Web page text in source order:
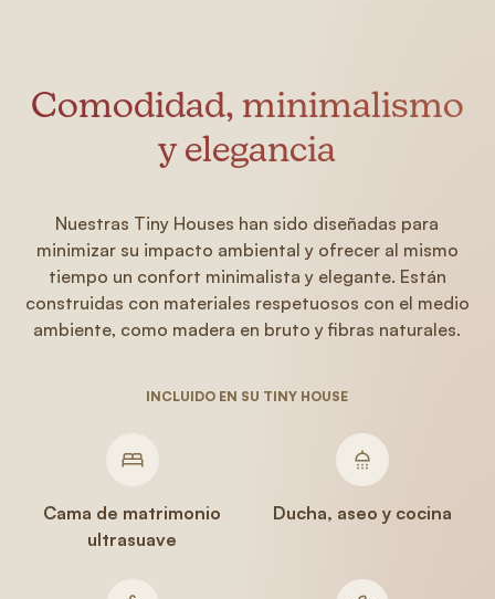
Comodidad, minimalismo
y elegancia
Nuestras Tiny Houses han sido diseñadas para
minimizar su impacto ambiental y ofrecer al mismo
tiempo un confort minimalista y elegante. Están
construidas con materiales respetuosos con el medio
ambiente, como madera en bruto y fibras naturales.
INCLUIDO EN SU TINY HOUSE
Cama de matrimonio
ultrasuave
Ducha, aseo y cocina